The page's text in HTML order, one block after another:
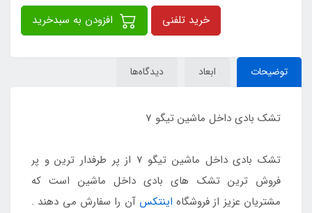
خرید تلفنی
توضیحات ابعاد دیدگاه‌ها
تشک بادی داخل ماشین تیگو 7
تشک بادی داخل ماشین تیگو 7 از پر طرفدار ترین و پر
فروش ترین تشک های بادی داخل ماشین است که
مشتریان عزیز از فروشگاه اینتکس آن را سفارش می دهند .